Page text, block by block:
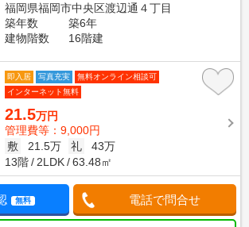
福岡県福岡市中央区渡辺通４丁目
築年数
築6年
建物階数
16階建
即入居 写真充実
無料オンライン相談可
インターネット無料
21.5万円
管理費等：9,000円
敷
21.5万 礼
43万
13階
2LDK 63.48㎡
無料 電話で問合せ